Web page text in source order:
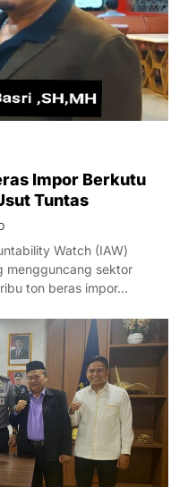
Impor Berkutu
Tuntas
Watch (IAW)
mengguncang sektor
ton beras impor…